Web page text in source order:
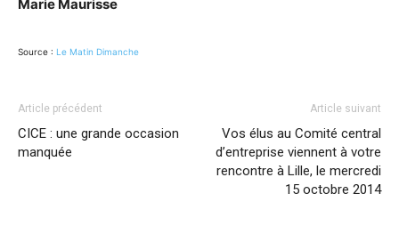
Marie Maurisse
Source : Le Matin Dimanche
Article précédent
CICE : une grande occasion
manquée
Article suivant
Vos élus au Comité central
d’entreprise viennent à votre
rencontre à Lille, le mercredi
15 octobre 2014